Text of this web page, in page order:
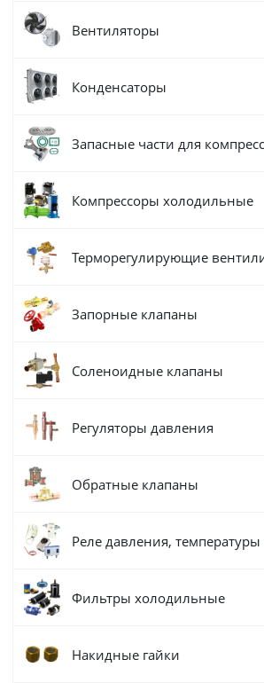
Вентиляторы
Конденсаторы
Запасные части для
Компрессоры холодильные
Терморегулирующие
Запорные клапаны
Соленоидные клапаны
Регуляторы давления
Обратные клапаны
Реле давления,
Фильтры холодильные
Накидные гайки